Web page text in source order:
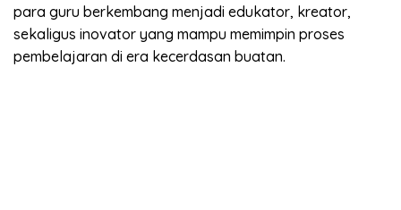
para guru berkembang menjadi edukator, kreator,
sekaligus inovator yang mampu memimpin proses
pembelajaran di era kecerdasan buatan.